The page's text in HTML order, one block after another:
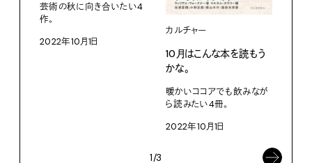
芸術の秋に向き合いたい4
作。
2022年10月1日
カルチャー
10月はこんな本を読もう
かな。
暖かいココアでも飲みなが
ら読みたい4冊。
2022年10月1日
1/3